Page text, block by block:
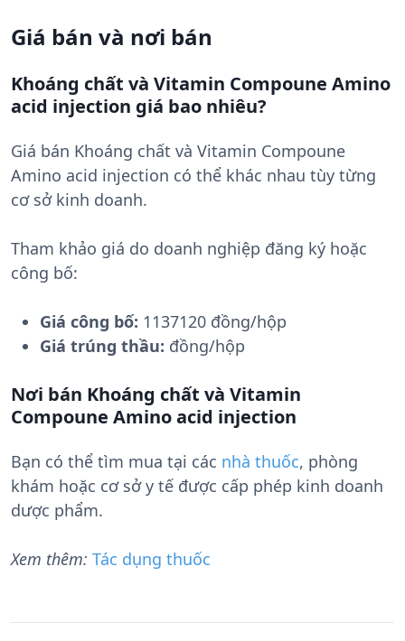
Giá bán và nơi bán
Khoáng chất và Vitamin Compoune Amino
acid injection giá bao nhiêu?
Giá bán Khoáng chất và Vitamin Compoune
Amino acid injection có thể khác nhau tùy từng
cơ sở kinh doanh.
Tham khảo giá do doanh nghiệp đăng ký hoặc
công bố:
Giá công bố: 1137120 đồng/hộp
Giá trúng thầu: đồng/hộp
Nơi bán Khoáng chất và Vitamin
Compoune Amino acid injection
Bạn có thể tìm mua tại các nhà thuốc, phòng
khám hoặc cơ sở y tế được cấp phép kinh doanh
dược phẩm.
Xem thêm: Tác dụng thuốc